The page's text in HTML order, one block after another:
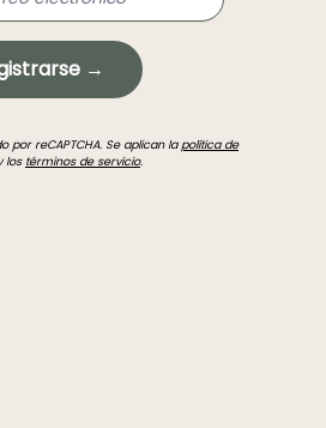
→
por reCAPTCHA. Se aplican lapolítica de
los términos de servicio.